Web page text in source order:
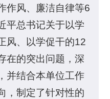
作风、廉洁自律等6
平总书记关于以学
风、以学促干的12
在的突出问题，深
并结合本单位工作
，制定了针对性的